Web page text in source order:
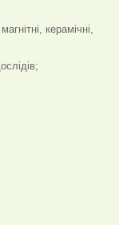
керамічні,